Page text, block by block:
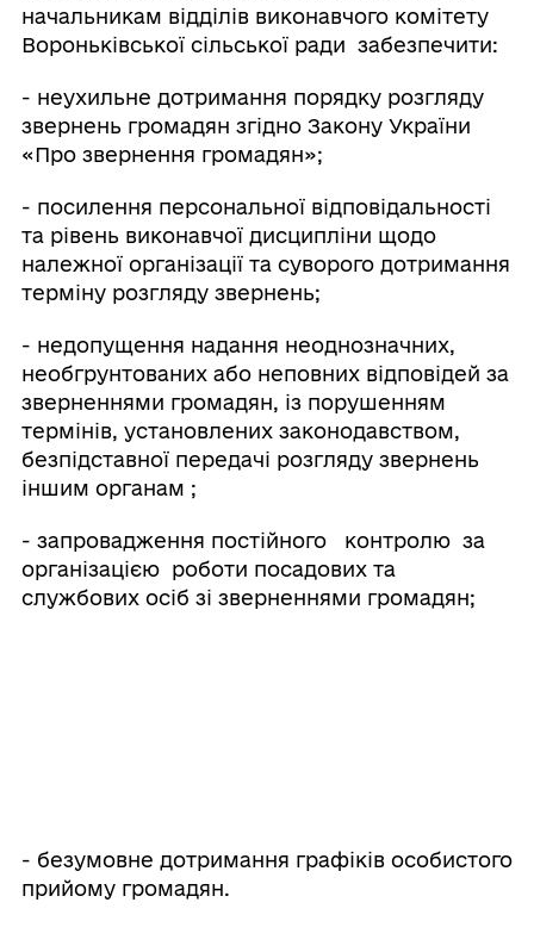
начальникам відділів виконавчого комітету
Вороньківської сільської ради забезпечити:
- неухильне дотримання порядку розгляду
звернень громадян згідно Закону України
«Про звернення громадян»;
- посилення персональної відповідальності
та рівень виконавчої дисципліни щодо
належної організації та суворого дотримання
терміну розгляду звернень;
- недопущення надання неоднозначних,
необгрунтованих або неповних відповідей за
зверненнями громадян, із порушенням
термінів, установлених законодавством,
безпідставної передачі розгляду звернень
іншим органам ;
- запровадження постійного контролю за
організацією роботи посадових та
службових осіб зі зверненнями громадян;
- безумовне дотримання графіків особистого
прийому громадян.